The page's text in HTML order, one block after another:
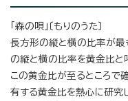
「森の唄」〔もりのうた〕
長方形の縦と横の比率が最
の縦と横の比率を黄金比と
この黄金比が至るところで
有する黄金比を熱心に研究